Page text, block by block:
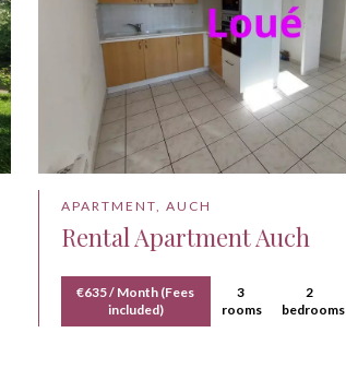
APARTMENT, AUCH
Rental Apartment Auch
€635 / Month (Fees
included)
3
rooms
2
bedrooms